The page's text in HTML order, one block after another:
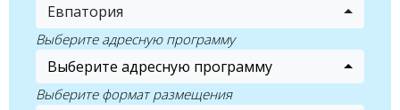
Евпатория
Выберите адресную программу
Выберите адресную программу
Выберите формат размещения